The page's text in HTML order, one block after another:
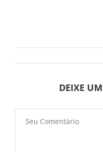
DEIXE